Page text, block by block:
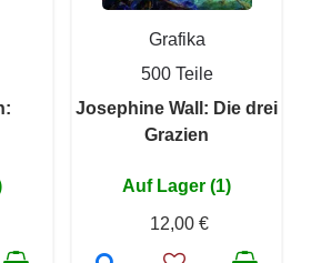
Grafika
500 Teile
Josephine Wall: Die drei
Grazien
Auf Lager (1)
12,00 €